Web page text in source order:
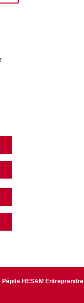
Pépite HESAM Entreprendre